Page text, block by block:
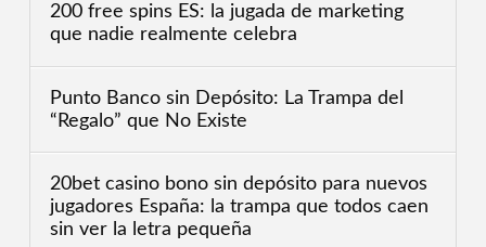
200 free spins ES: la jugada de marketing
que nadie realmente celebra
Punto Banco sin Depósito: La Trampa del
“Regalo” que No Existe
20bet casino bono sin depósito para nuevos
jugadores España: la trampa que todos caen
sin ver la letra pequeña